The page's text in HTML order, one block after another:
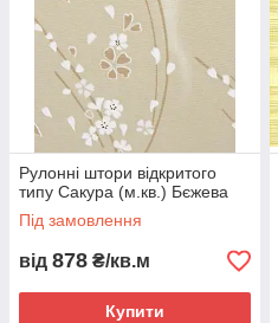
Рулонні штори відкритого
типу Сакура (м.кв.) Бєжева
Під замовлення
від 878 ₴/кв.м
Купити